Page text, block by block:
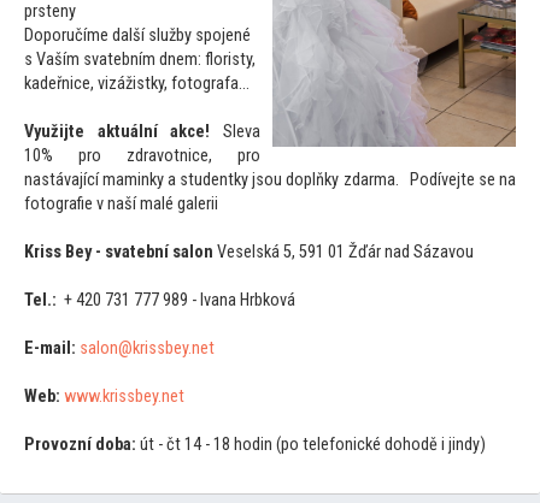
prsteny
Doporučíme další služby spojené
s Vaším svatebním dnem: floristy,
kadeřnice, vizážistky, fotografa…
Využijte aktuální akce! Sleva
10% pro zdravotnice, pro
nastávající maminky a studentky jsou doplňky zdarma. Podívejte se na
fotografie v naší malé galerii
Kriss Bey - svatební salon Veselská 5, 591 01 Žďár nad Sázavou
Tel.: + 420 731 777 989 - Ivana Hrbková
E-mail: salon@krissbey.net
Web: www.krissbey.net
Provozní doba: út - čt 14 - 18 hodin (po telefonické dohodě i jindy)